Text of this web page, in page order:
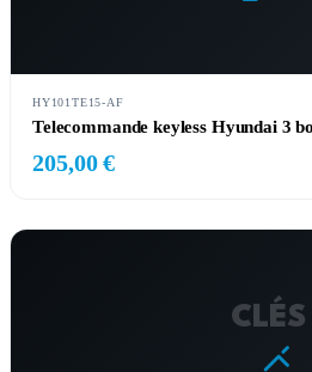
HY101TE15-AF
Telecommande keyless Hyundai 3
205,00 €
CLÉS